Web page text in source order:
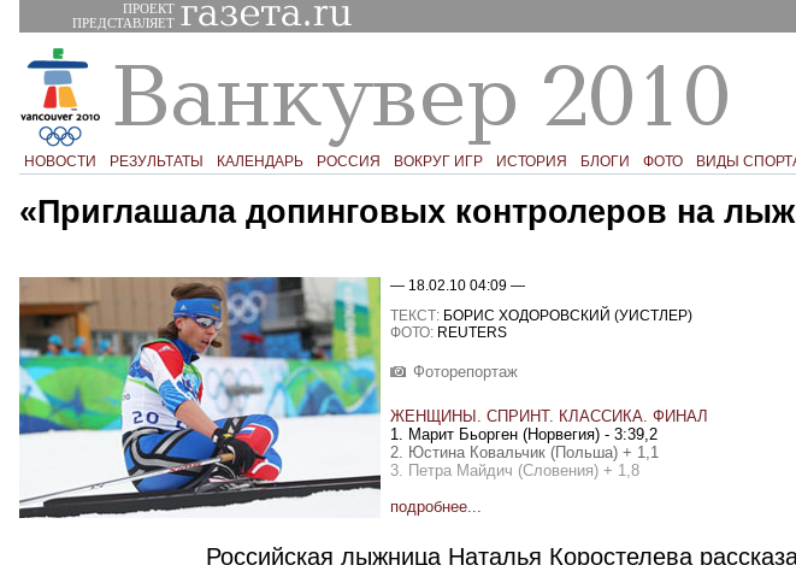
ПРОЕКТ
ПРЕДСТАВЛЯЕТ
НОВОСТИ РЕЗУЛЬТАТЫ КАЛЕНДАРЬ РОССИЯ ВОКРУГ ИГР ИСТОРИЯ БЛОГИ ФОТО ВИДЫ
«Приглашала допинговых контролеров на
— 18.02.10 04:09 —
ТЕКСТ: БОРИС ХОДОРОВСКИЙ (УИСТЛЕР)
ФОТО: REUTERS
Фоторепортаж
ЖЕНЩИНЫ. СПРИНТ. КЛАССИКА. ФИНАЛ
1. Марит Бьорген (Норвегия) - 3:39,2
2. Юстина Ковальчик (Польша) + 1,1
3. Петра Майдич (Словения) + 1,8
подробнее...
Российская лыжница Наталья Коростелева